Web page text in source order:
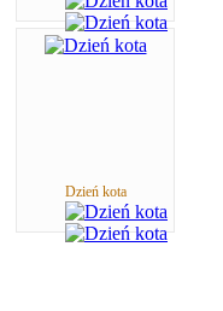
Dzień kota